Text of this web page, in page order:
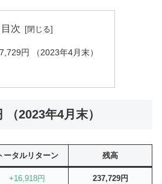
目次
円 （2023年4月末）
2023年4月末）
ータルリターン 残高
+16,918円 237,729円